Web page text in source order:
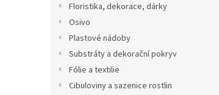
Floristika, dekorace, dárky
Osivo
Plastové nádoby
Substráty a dekorační pokryv
Fólie a textilie
Cibuloviny a sazenice rostlin